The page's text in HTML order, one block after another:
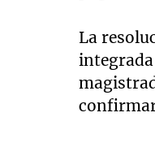
La
integrada
confirmar